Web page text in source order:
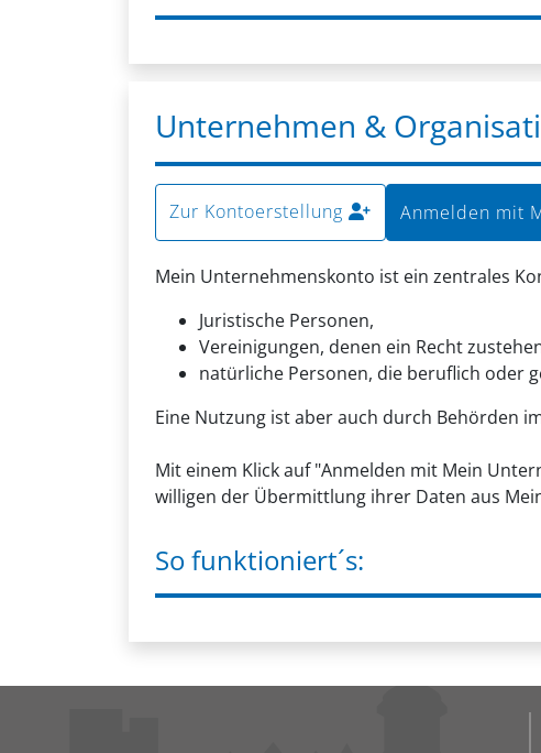
Unternehmen &
Anmelden mit
Zur Kontoerstellung
Mein Unternehmenskonto ist ein zentrales
Juristische Personen,
Vereinigungen, denen ein Recht
natürliche Personen, die beruflich oder
Eine Nutzung ist aber auch durch Behörden
Mit einem Klick auf "Anmelden mit Mein
willigen der Übermittlung ihrer Daten aus
So funktioniert´s: